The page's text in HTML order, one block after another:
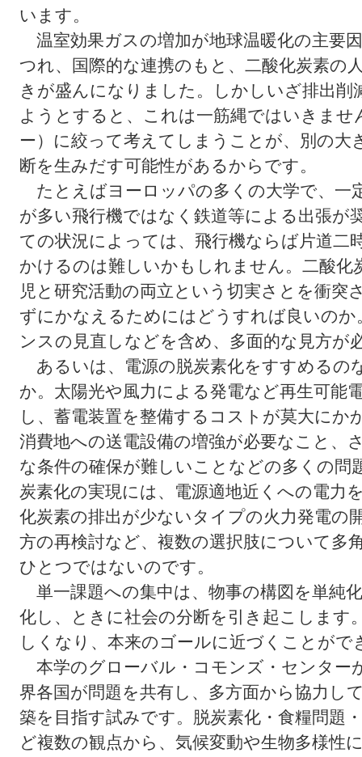
います。
温室効果ガスの増加が地球温暖化の主要
つれ、国際的な連携のもと、二酸化炭素の
きが盛んになりました。しかしいざ排出削
ようとすると、これは一筋縄ではいきま
ー）に絞って考えてしまうことが、別の大
断を生みだす可能性があるからです。
たとえばヨーロッパの多くの大学で、一
が多い飛行機ではなく鉄道等による出張が
ての状況によっては、飛行機ならば片道二
かけるのは難しいかもしれません。二酸化
児と研究活動の両立という切実さとを衝
ずにかなえるためにはどうすれば良いの
ンスの見直しなどを含め、多面的な見方が
あるいは、電源の脱炭素化をすすめるの
か。太陽光や風力による発電など再生可能
し、蓄電装置を整備するコストが莫大にか
消費地への送電設備の増強が必要なこと、
な条件の確保が難しいことなどの多くの問
炭素化の実現には、電源適地近くへの電力
化炭素の排出が少ないタイプの火力発電の
方の再検討など、複数の選択肢について多
ひとつではないのです。
単一課題への集中は、物事の構図を単純
化し、ときに社会の分断を引き起こします
しくなり、本来のゴールに近づくことがで
本学のグローバル・コモンズ・センター
界各国が問題を共有し、多方面から協力し
築を目指す試みです。脱炭素化・食糧問題
ど複数の観点から、気候変動や生物多様性